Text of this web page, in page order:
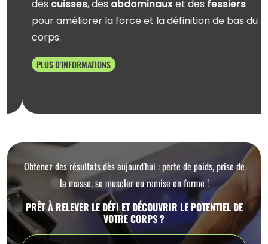
descuisses, desabdominauxet desfessiers
pour améliorer la force et la définition de bas du
corps.
PLUS D'INFORMATIONS
PRÊT À RELEVER LE DÉFI ET DÉCOUVRIR LE POTENTIEL DE
VOTRE CORPS ?
Obtenez des résultats dès aujourd'hui : perte de poids, prise de
la masse, se muscler ou remise en forme !